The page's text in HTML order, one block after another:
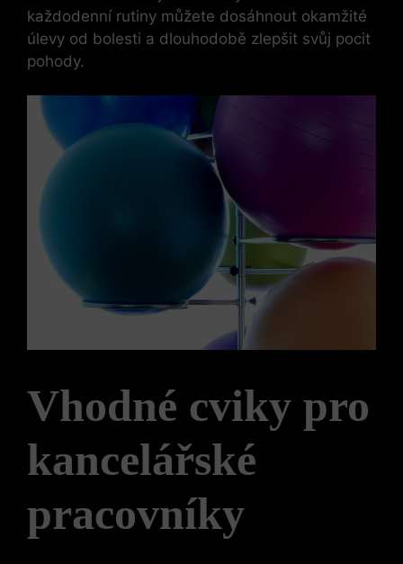
každodenní rutiny můžete dosáhnout okamžité
úlevy od bolesti a dlouhodobě zlepšit svůj pocit
pohody.
Vhodné cviky pro
kancelářské
pracovníky